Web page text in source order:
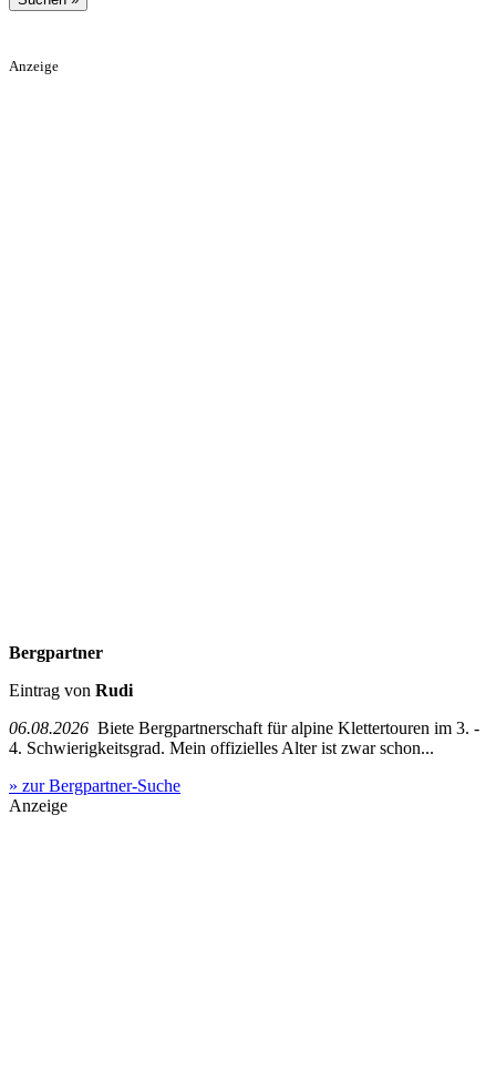
Anzeige
Bergpartner
Eintrag von Rudi
06.08.2026 Biete Bergpartnerschaft für alpine Klettertouren im 3. -
4. Schwierigkeitsgrad. Mein offizielles Alter ist zwar schon...
» zur Bergpartner-Suche
Anzeige